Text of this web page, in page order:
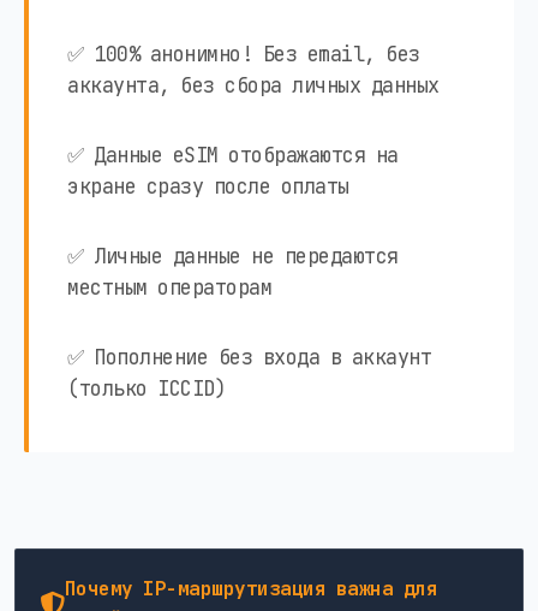
✅ 100% анонимно! Без email, без
аккаунта, без сбора личных данных
✅ Данные eSIM отображаются на
экране сразу после оплаты
✅ Личные данные не передаются
местным операторам
✅ Пополнение без входа в аккаунт
(только ICCID)
Почему IP-маршрутизация важна для